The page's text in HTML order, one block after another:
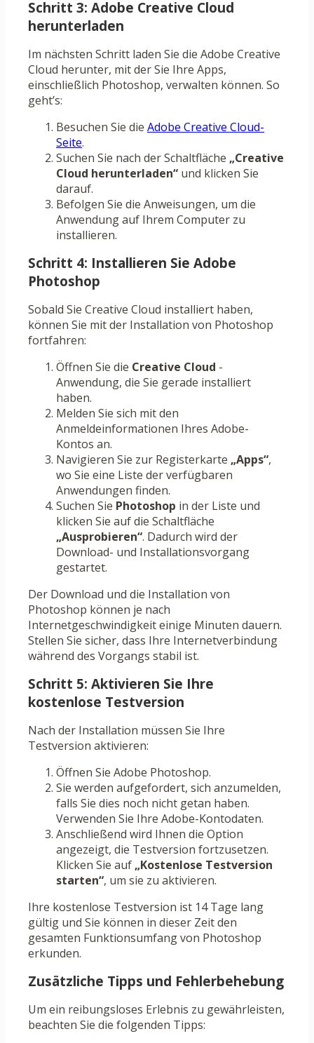
Schritt 3: Adobe Creative Cloud
herunterladen
Im nächsten Schritt laden Sie die Adobe Creative
Cloud herunter, mit der Sie Ihre Apps,
einschließlich Photoshop, verwalten können. So
geht’s:
Besuchen Sie die Adobe Creative Cloud-
Seite.
Suchen Sie nach der Schaltfläche „Creative
Cloud herunterladen“ und klicken Sie
darauf.
Befolgen Sie die Anweisungen, um die
Anwendung auf Ihrem Computer zu
installieren.
Schritt 4: Installieren Sie Adobe
Photoshop
Sobald Sie Creative Cloud installiert haben,
können Sie mit der Installation von Photoshop
fortfahren:
Öffnen Sie die Creative Cloud -
Anwendung, die Sie gerade installiert
haben.
Melden Sie sich mit den
Anmeldeinformationen Ihres Adobe-
Kontos an.
Navigieren Sie zur Registerkarte „Apps“,
wo Sie eine Liste der verfügbaren
Anwendungen finden.
Suchen Sie Photoshop in der Liste und
klicken Sie auf die Schaltfläche
„Ausprobieren“. Dadurch wird der
Download- und Installationsvorgang
gestartet.
Der Download und die Installation von
Photoshop können je nach
Internetgeschwindigkeit einige Minuten dauern.
Stellen Sie sicher, dass Ihre Internetverbindung
während des Vorgangs stabil ist.
Schritt 5: Aktivieren Sie Ihre
kostenlose Testversion
Nach der Installation müssen Sie Ihre
Testversion aktivieren:
Öffnen Sie Adobe Photoshop.
Sie werden aufgefordert, sich anzumelden,
falls Sie dies noch nicht getan haben.
Verwenden Sie Ihre Adobe-Kontodaten.
Anschließend wird Ihnen die Option
angezeigt, die Testversion fortzusetzen.
Klicken Sie auf „Kostenlose Testversion
starten“, um sie zu aktivieren.
Ihre kostenlose Testversion ist 14 Tage lang
gültig und Sie können in dieser Zeit den
gesamten Funktionsumfang von Photoshop
erkunden.
Zusätzliche Tipps und Fehlerbehebung
Um ein reibungsloses Erlebnis zu gewährleisten,
beachten Sie die folgenden Tipps: